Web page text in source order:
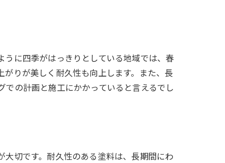
に四季がはっきりとしている地域では、春
りが美しく耐久性も向上します。また、長
の計画と施工にかかっていると言えるでし
切です。耐久性のある塗料は、長期間にわ